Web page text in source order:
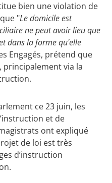
bien une violation de
"Le domicile est
ne peut avoir lieu que
dans la forme qu'elle
Engagés, prétend que
principalement via la
ce 23 juin, les
et de
ont expliqué
de loi est très
d’instruction